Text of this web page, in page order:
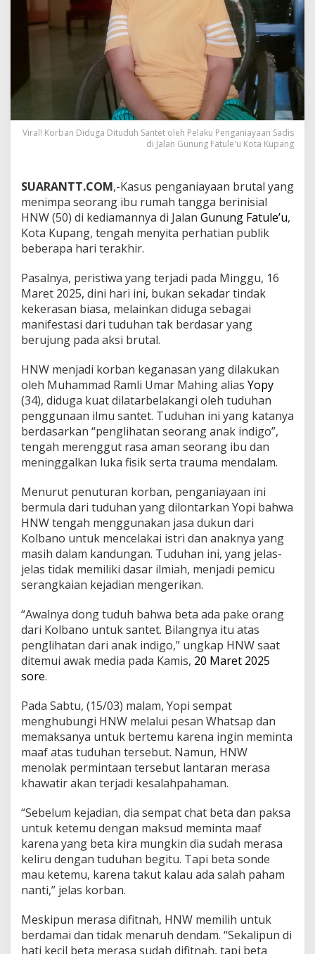
Viral! Korban Diduga Dituduh Santet oleh Pelaku Penganiayaan Sadis
di Jalan Gunung Fatule'u Kota Kupang
SUARANTT.COM,-Kasus penganiayaan brutal yang
menimpa seorang ibu rumah tangga berinisial
HNW (50) di kediamannya di Jalan Gunung Fatule’u,
Kota Kupang, tengah menyita perhatian publik
beberapa hari terakhir.
Pasalnya, peristiwa yang terjadi pada Minggu, 16
Maret 2025, dini hari ini, bukan sekadar tindak
kekerasan biasa, melainkan diduga sebagai
manifestasi dari tuduhan tak berdasar yang
berujung pada aksi brutal.
HNW menjadi korban keganasan yang dilakukan
oleh Muhammad Ramli Umar Mahing alias Yopy
(34), diduga kuat dilatarbelakangi oleh tuduhan
penggunaan ilmu santet. Tuduhan ini yang katanya
berdasarkan “penglihatan seorang anak indigo”,
tengah merenggut rasa aman seorang ibu dan
meninggalkan luka fisik serta trauma mendalam.
Menurut penuturan korban, penganiayaan ini
bermula dari tuduhan yang dilontarkan Yopi bahwa
HNW tengah menggunakan jasa dukun dari
Kolbano untuk mencelakai istri dan anaknya yang
masih dalam kandungan. Tuduhan ini, yang jelas-
jelas tidak memiliki dasar ilmiah, menjadi pemicu
serangkaian kejadian mengerikan.
“Awalnya dong tuduh bahwa beta ada pake orang
dari Kolbano untuk santet. Bilangnya itu atas
penglihatan dari anak indigo,” ungkap HNW saat
ditemui awak media pada Kamis, 20 Maret 2025
sore.
Pada Sabtu, (15/03) malam, Yopi sempat
menghubungi HNW melalui pesan Whatsap dan
memaksanya untuk bertemu karena ingin meminta
maaf atas tuduhan tersebut. Namun, HNW
menolak permintaan tersebut lantaran merasa
khawatir akan terjadi kesalahpahaman.
“Sebelum kejadian, dia sempat chat beta dan paksa
untuk ketemu dengan maksud meminta maaf
karena yang beta kira mungkin dia sudah merasa
keliru dengan tuduhan begitu. Tapi beta sonde
mau ketemu, karena takut kalau ada salah paham
nanti,” jelas korban.
Meskipun merasa difitnah, HNW memilih untuk
berdamai dan tidak menaruh dendam. “Sekalipun di
hati kecil beta merasa sudah difitnah, tapi beta